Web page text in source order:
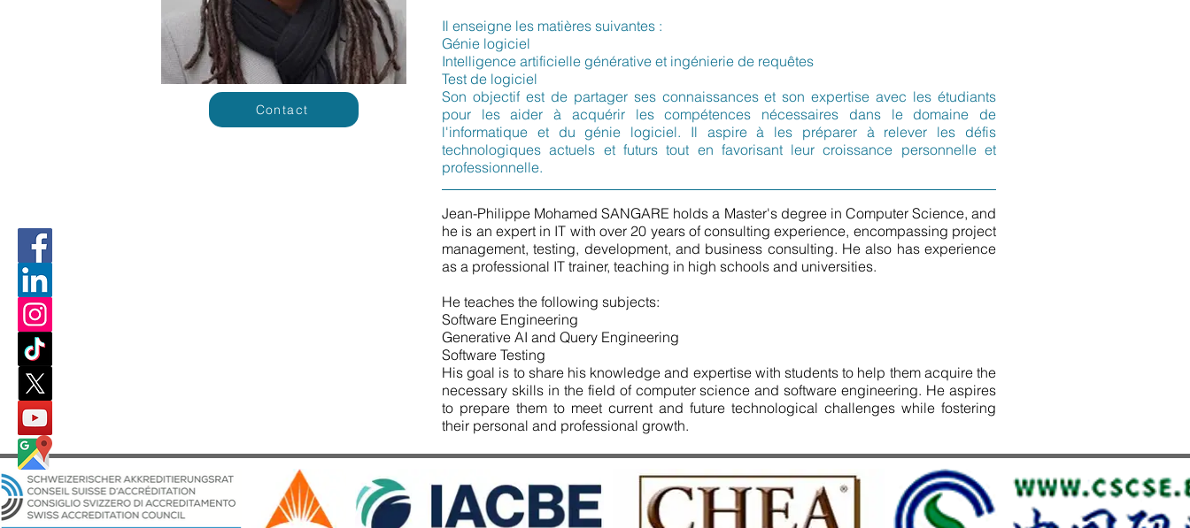
Contact
Il enseigne les matières suivantes :
Génie logiciel
Intelligence artificielle générative et ingénierie de requêtes
Test de logiciel
Son objectif est de partager ses connaissances et son expertise avec les étudiants
pour les aider à acquérir les compétences nécessaires dans le domaine de
l'informatique et du génie logiciel. Il aspire à les préparer à relever les défis
technologiques actuels et futurs tout en favorisant leur croissance personnelle et
professionnelle.
Jean-Philippe Mohamed SANGARE holds a Master's degree in Computer Science, and
he is an expert in IT with over 20 years of consulting experience, encompassing project
management, testing, development, and business consulting. He also has experience
as a professional IT trainer, teaching in high schools and universities.
He teaches the following subjects:
Software Engineering
Generative AI and Query Engineering
Software Testing
His goal is to share his knowledge and expertise with students to help them acquire the
necessary skills in the field of computer science and software engineering. He aspires
to prepare them to meet current and future technological challenges while fostering
their personal and professional growth.